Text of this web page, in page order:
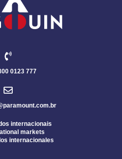
0123 777
internacionais
markets
internacionales